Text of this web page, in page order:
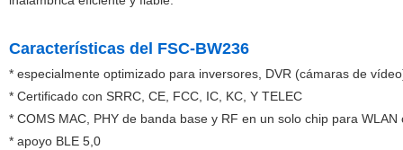
Características del FSC-BW236
* especialmente optimizado para inversores, DVR (cámaras de
* Certificado con SRRC, CE, FCC, IC, KC, Y TELEC
* COMS MAC, PHY de banda base y RF en un solo chip para
* apoyo BLE 5,0